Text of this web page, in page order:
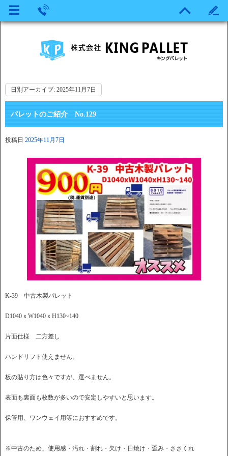
日別アーカイブ: 2025年11月7日
パレットのご紹介 No.129
投稿日 2025年11月7日
K-39 中古木製パレット
D1040ｘW1040ｘH130~140
片面仕様 二方差し
ハンドリフト使えません。
板の貼り方は色々ですが、選べません。
表面も裏面も枚数が多いので安定しやすいと思います。
保管用、ワンウェイ用等におすすめです。
※中古のため、使用感・汚れ・割れ・欠け・日焼け・歪み・ささくれ